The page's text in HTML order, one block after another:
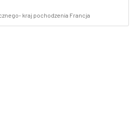
kraj pochodzenia Francja